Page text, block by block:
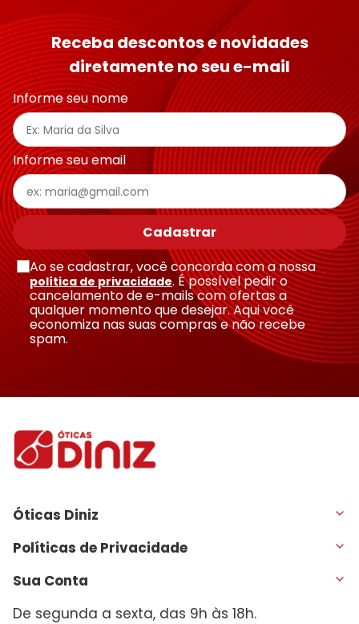
Receba descontos e novidades
diretamente no seu e-mail
Informe seu nome
Informe seu email
Cadastrar
Ao se cadastrar, você concorda com a nossa
política de privacidade. É possível pedir o
cancelamento de e-mails com ofertas a
qualquer momento que desejar. Aqui você
economiza nas suas compras e não recebe
spam.
Óticas Diniz
Políticas de Privacidade
Sua Conta
De segunda a sexta, das 9h às 18h.